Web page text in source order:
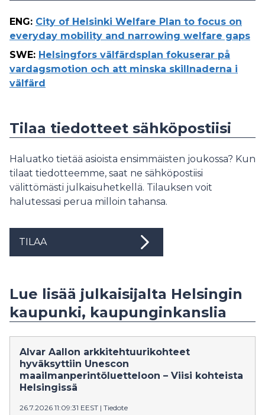
ENG: City of Helsinki Welfare Plan to focus on
everyday mobility and narrowing welfare gaps
SWE: Helsingfors välfärdsplan fokuserar på
vardagsmotion och att minska skillnaderna i
välfärd
Tilaa tiedotteet sähköpostiisi
Haluatko tietää asioista ensimmäisten joukossa? Kun
tilaat tiedotteemme, saat ne sähköpostiisi
välittömästi julkaisuhetkellä. Tilauksen voit
halutessasi perua milloin tahansa.
TILAA
Lue lisää julkaisijalta Helsingin
kaupunki, kaupunginkanslia
Alvar Aallon arkkitehtuurikohteet
hyväksyttiin Unescon
maailmanperintöluetteloon – Viisi kohteista
Helsingissä
26.7.2026 11:09:31 EEST | Tiedote